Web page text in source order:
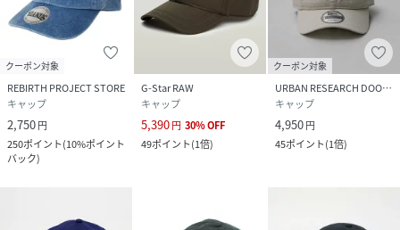
クーポン対象
REBIRTH PROJECT STORE
キャップ
2,750円
250ポイント(10%ポイント
バック)
G-Star RAW
キャップ
5,390円 30%OFF
49ポイント(1倍)
クーポン対象
URBAN RESEARCH DOORS
キャップ
4,950円
45ポイント(1倍)